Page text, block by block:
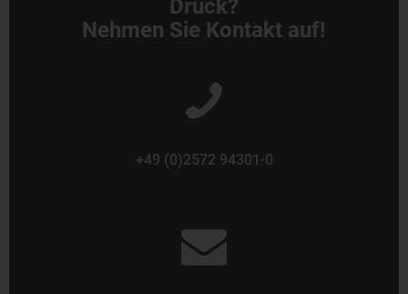
Druck?
Nehmen Sie Kontakt auf!
+49 (0)2572 94301-0